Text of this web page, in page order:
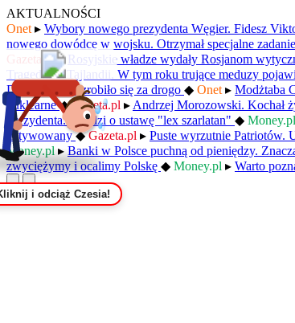
AKTUALNOŚCI
Onet ▸ Wybory nowego prezydenta Węgier. Fidesz
nowego dowódcę w wojsku. Otrzymał specjalne zadanie
Gazeta.pl▸ Rosyjskie władze wydały Rosjanom
Tragedia w Tajlandii. W tym roku trujące meduzy
Dla Niemców zrobiło się za drogo ◆ Onet ▸ Modżtaba
nuklearne◆ Gazeta.pl ▸ Andrzej Morozowski. Kochał
Prezydenta. Chodzi o ustawę "lex szarlatan" ◆ Money.pl
aktywowany◆ Gazeta.pl ▸ Puste wyrzutnie Patriotów.
Money.pl ▸ Banki w Polsce puchną od pieniędzy.
zwyciężymy i ocalimy Polskę ◆ Money.pl ▸ Warto
Kliknij i odciąż Czesia!